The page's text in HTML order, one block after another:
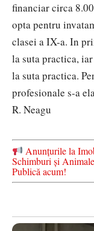
financiar circa
opta pentru
clasei a IX-a. In
la suta practica,
la suta practica.
profesionale s-a
R. Neagu
Anunțurile la
Schimburi și
Publică acum!